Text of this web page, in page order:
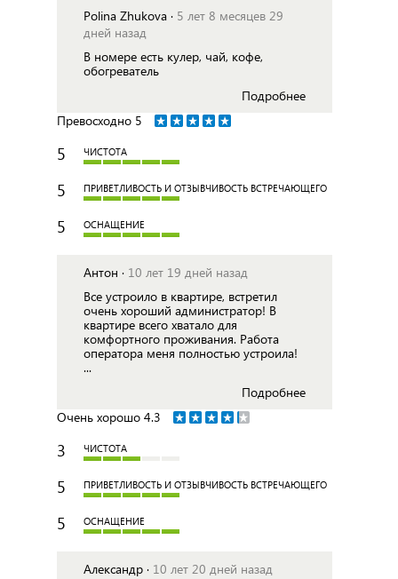
Polina Zhukova · 5 лет 8 месяцев 29
дней назад
В номере есть кулер, чай, кофе,
обогреватель
Подробнее
Превосходно 5
5 ЧИСТОТА
5 ПРИВЕТЛИВОСТЬ И ОТЗЫВЧИВОСТЬ ВСТРЕЧАЮЩЕГО
5 ОСНАЩЕНИЕ
Антон · 10 лет 19 дней назад
Все устроило в квартире, встретил
очень хороший администратор! В
квартире всего хватало для
комфортного проживания. Работа
оператора меня полностью устроила!
...
Подробнее
Очень хорошо 4.3
3 ЧИСТОТА
5 ПРИВЕТЛИВОСТЬ И ОТЗЫВЧИВОСТЬ ВСТРЕЧАЮЩЕГО
5 ОСНАЩЕНИЕ
Александр · 10 лет 20 дней назад